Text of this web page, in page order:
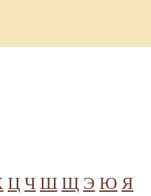
Ц Ч Ш Щ Э Ю Я